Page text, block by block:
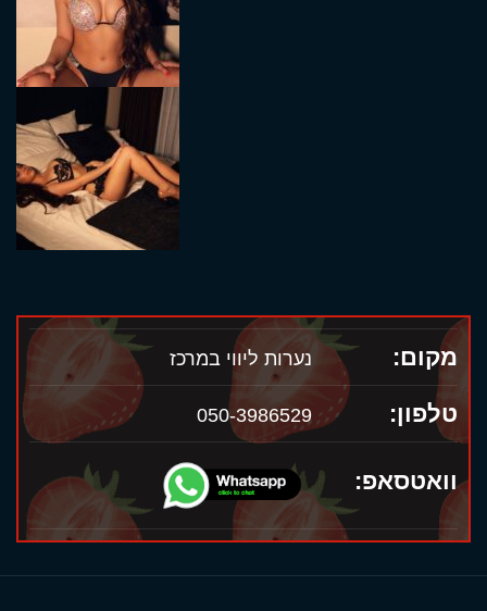
מקום: נערות ליווי במרכז
טלפון: 050-3986529
וואטסאפ: